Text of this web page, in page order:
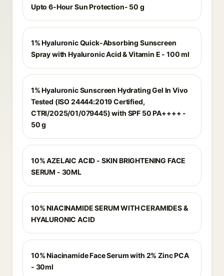
Upto 6-Hour Sun Protection- 50 g
1% Hyaluronic Quick-Absorbing Sunscreen
Spray with Hyaluronic Acid & Vitamin E - 100 ml
1% Hyaluronic Sunscreen Hydrating Gel In Vivo
Tested (ISO 24444:2019 Certified,
CTRI/2025/01/079445) with SPF 50 PA++++ -
50 g
10% AZELAIC ACID - SKIN BRIGHTENING FACE
SERUM - 30ML
10% NIACINAMIDE SERUM WITH CERAMIDES &
HYALURONIC ACID
10% Niacinamide Face Serum with 2% Zinc PCA
- 30ml